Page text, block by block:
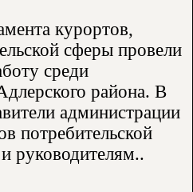
курортов,
сферы провели
среди
района. В
администрации
потребительской
руководителям..